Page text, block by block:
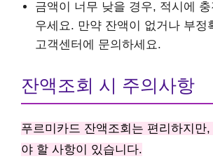
금액이 너무 낮을 경우, 적시에
우세요. 만약 잔액이 없거나 부정
고객센터에 문의하세요.
잔액조회 시 주의사항
푸르미카드 잔액조회는 편리하지만
야 할 사항이 있습니다.